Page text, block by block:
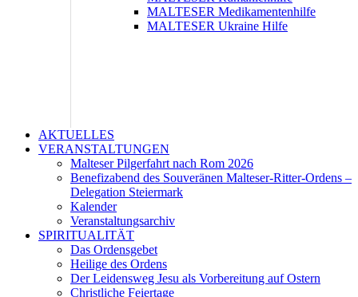
MALTESER Medikamentenhilfe
MALTESER Ukraine Hilfe
AKTUELLES
VERANSTALTUNGEN
Malteser Pilgerfahrt nach Rom 2026
Benefizabend des Souveränen Malteser-Ritter-Ordens –
Delegation Steiermark
Kalender
Veranstaltungsarchiv
SPIRITUALITÄT
Das Ordensgebet
Heilige des Ordens
Der Leidensweg Jesu als Vorbereitung auf Ostern
Christliche Feiertage